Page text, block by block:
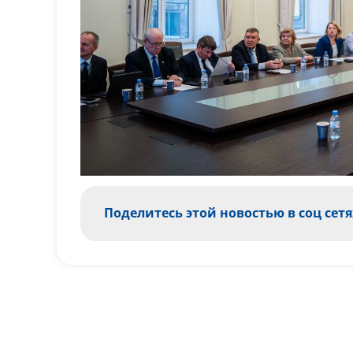
Поделитесь этой новостью в соц